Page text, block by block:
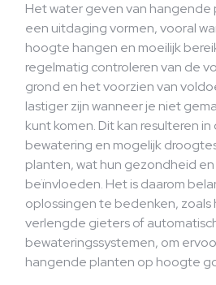
Het water geven van hangende
een uitdaging vormen, vooral
hoogte hangen en moeilijk
regelmatig controleren van de
grond en het voorzien van
lastiger zijn wanneer je niet
kunt komen. Dit kan resulteren
bewatering en mogelijk
planten, wat hun gezondheid
beïnvloeden. Het is daarom
oplossingen te bedenken, zoals
verlengde gieters of
bewateringssystemen, om
hangende planten op hoogte